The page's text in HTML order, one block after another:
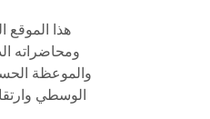
هذا
ومحاضراته
والموعظة
الوسطي